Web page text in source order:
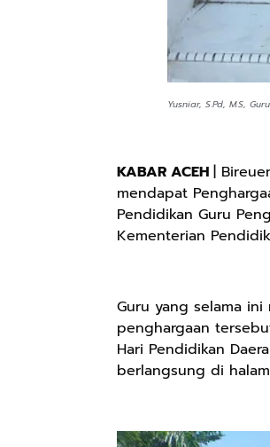
Yusniar, S.Pd, M.S,
KABAR ACEH |
mendapat
Pendidikan Guru
Kementerian
Guru yang selama
penghargaan
Hari Pendidikan
berlangsung di